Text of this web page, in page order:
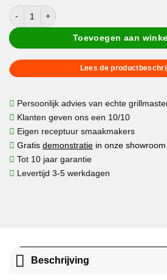
DTB Hoes aantal
Toevoegen aan
Lees de
Persoonlijk advies van echte
Klanten geven ons een 10/10
Eigen receptuur smaakmakers
Gratis demonstratie in onze showroom
Tot 10 jaar garantie
Levertijd 3-5 werkdagen
Beschrijving